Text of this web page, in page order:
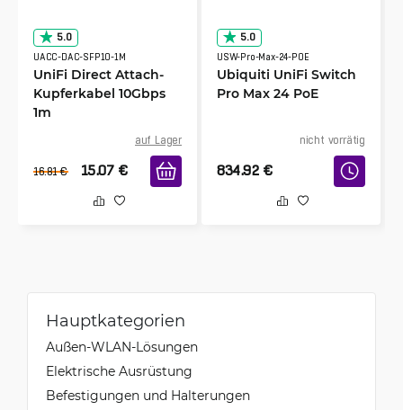
5.0
UACC-DAC-SFP10-1M
UniFi Direct Attach-
Kupferkabel 10Gbps
1m
auf Lager
16.81 € 15.07 €
5.0
USW-Pro-Max-24-POE
Ubiquiti UniFi Switch
Pro Max 24 PoE
nicht vorrätig
834.92 €
Hauptkategorien
Außen-WLAN-Lösungen
Elektrische Ausrüstung
Befestigungen und Halterungen